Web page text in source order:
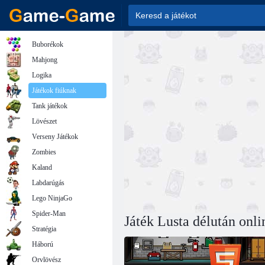
Játék Lusta délután
Buborékok
Mahjong
Logika
Játékok fiúknak
Tank játékok
Lövészet
Verseny Játékok
Zombies
Kaland
Labdarúgás
Lego NinjaGo
Spider-Man
Stratégia
Háború
Orvlövész